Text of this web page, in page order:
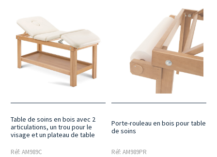
Table de soins en bois avec 2
articulations, un trou pour le
visage et un plateau de table
Réf: AM989C
Porte-rouleau en bois pour table
de soins
Réf: AM989PR